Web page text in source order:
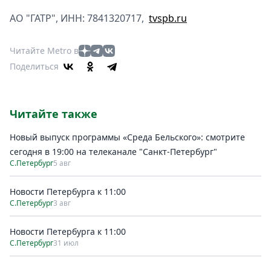
АО "ГАТР", ИНН: 7841320717, tvspb.ru
Читайте Metro в
Поделиться
Читайте также
Новый выпуск программы «Среда Бельского»: смотрите
сегодня в 19:00 на телеканале "Санкт-Петербург"
С.Петербург5 авг
Новости Петербурга к 11:00
С.Петербург3 авг
Новости Петербурга к 11:00
С.Петербург31 июл